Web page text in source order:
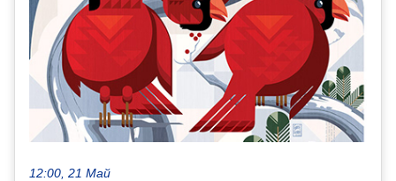
12:00, 21 Май